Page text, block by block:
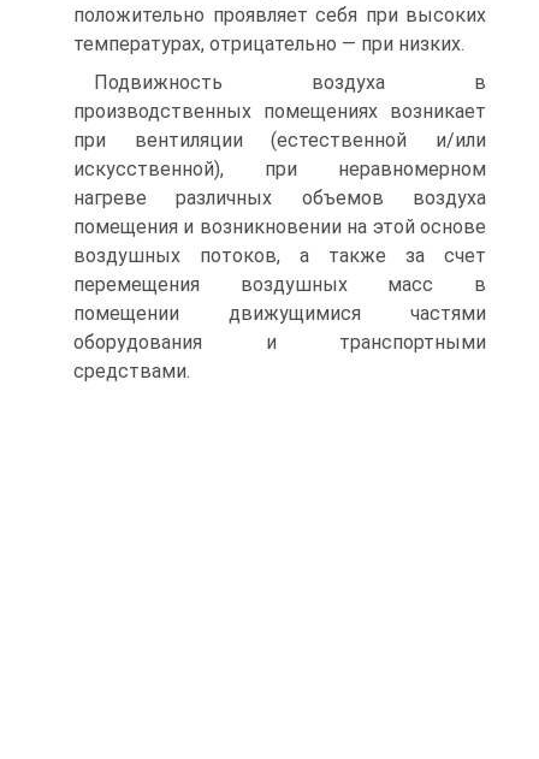
положительно проявляет себя при высоких
температурах, отрицательно — при низких.
Подвижность воздуха в
производственных помещениях возникает
при вентиляции (естественной и/или
искусственной), при неравномерном
нагреве различных объемов воздуха
помещения и возникновении на этой основе
воздушных потоков, а также за счет
перемещения воздушных масс в
помещении движущимися частями
оборудования и транспортными
средствами.